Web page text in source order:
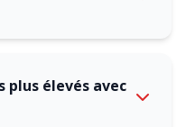
élevés avec